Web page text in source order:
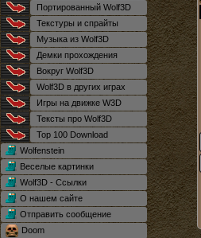
Портированный Wolf3D
Текстуры и спрайты
Музыка из Wolf3D
Демки прохождения
Вокруг Wolf3D
Wolf3D в других играх
Игры на движке W3D
Тексты про Wolf3D
Top 100 Download
Wolfenstein
Веселые картинки
Wolf3D - Ссылки
О нашем сайте
Отправить сообщение
Doom